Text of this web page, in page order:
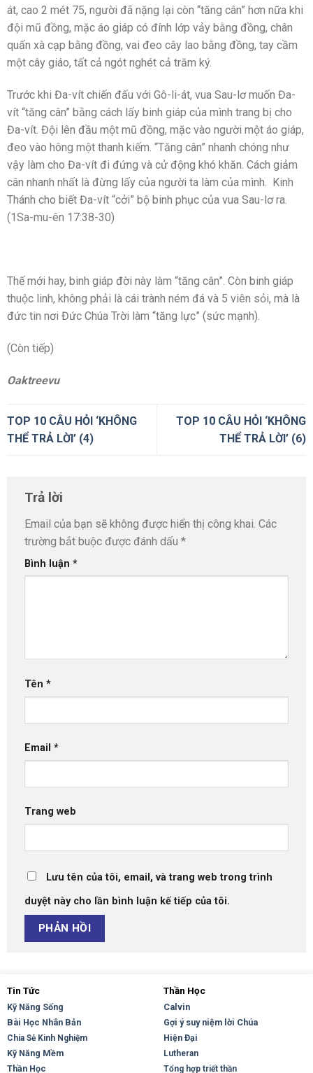
át, cao 2 mét 75, người đã nặng lại còn “tăng cân” hơn nữa khi
đội mũ đồng, mặc áo giáp có đính lớp vảy bằng đồng, chân
quấn xà cạp bằng đồng, vai đeo cây lao bằng đồng, tay cầm
một cây giáo, tất cả ngót nghét cả trăm ký.
Trước khi Đa-vít chiến đấu với Gô-li-át, vua Sau-lơ muốn Đa-
vít “tăng cân” bằng cách lấy binh giáp của mình trang bị cho
Đa-vít. Đội lên đầu một mũ đồng, mặc vào người một áo giáp,
đeo vào hông một thanh kiếm. “Tăng cân” nhanh chóng như
vậy làm cho Đa-vít đi đứng và cử động khó khăn. Cách giảm
cân nhanh nhất là đừng lấy của người ta làm của mình. Kinh
Thánh cho biết Đa-vít “cởi” bộ binh phục của vua Sau-lơ ra.
(1Sa-mu-ên 17:38-30)
Thế mới hay, binh giáp đời này làm “tăng cân”. Còn binh giáp
thuộc linh, không phải là cái trành ném đá và 5 viên sỏi, mà là
đức tin nơi Đức Chúa Trời làm “tăng lực” (sức mạnh).
(Còn tiếp)
Oaktreevu
TOP 10 CÂU HỎI ‘KHÔNG
THỂ TRẢ LỜI’ (4)
TOP 10 CÂU HỎI ‘KHÔNG
THỂ TRẢ LỜI’ (6)
Trả lời
Email của bạn sẽ không được hiển thị công khai. Các
trường bắt buộc được đánh dấu *
Bình luận *
Tên *
Email *
Trang web
Lưu tên của tôi, email, và trang web trong trình
duyệt này cho lần bình luận kế tiếp của tôi.
Tin Tức
Kỹ Năng Sống
Bài Học Nhân Bản
Chia Sẻ Kinh Nghiệm
Kỹ Năng Mềm
Thần Học
Thần Học
Calvin
Gợi ý suy niệm lời Chúa
Hiện Đại
Lutheran
Tổng hợp triết thần